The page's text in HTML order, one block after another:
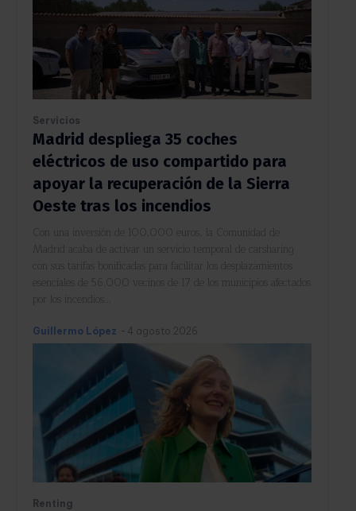
Servicios
Madrid despliega 35 coches
eléctricos de uso compartido para
apoyar la recuperación de la Sierra
Oeste tras los incendios
Con una inversión de 100.000 euros, la Comunidad de
Madrid acaba de activar un servicio temporal de carsharing
con sus tarifas bonificadas para facilitar los desplazamientos
esenciales de 56.000 vecinos de 17 de los municipios afectados
por los incendios...
Guillermo López - 4 agosto 2026
Renting